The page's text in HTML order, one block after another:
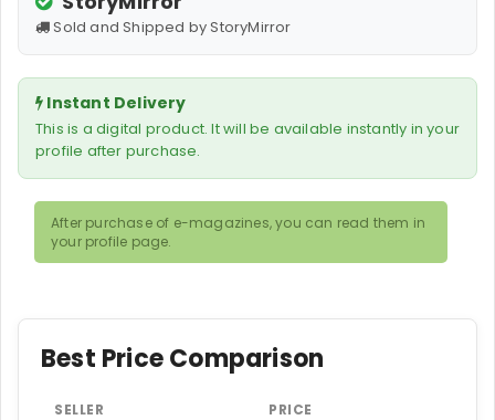
Sold and Shipped by StoryMirror
Instant Delivery
This is a digital product. It will be available instantly in your
profile after purchase.
After purchase of e-magazines, you can read them in
your profile page.
Best Price Comparison
SELLER PRICE